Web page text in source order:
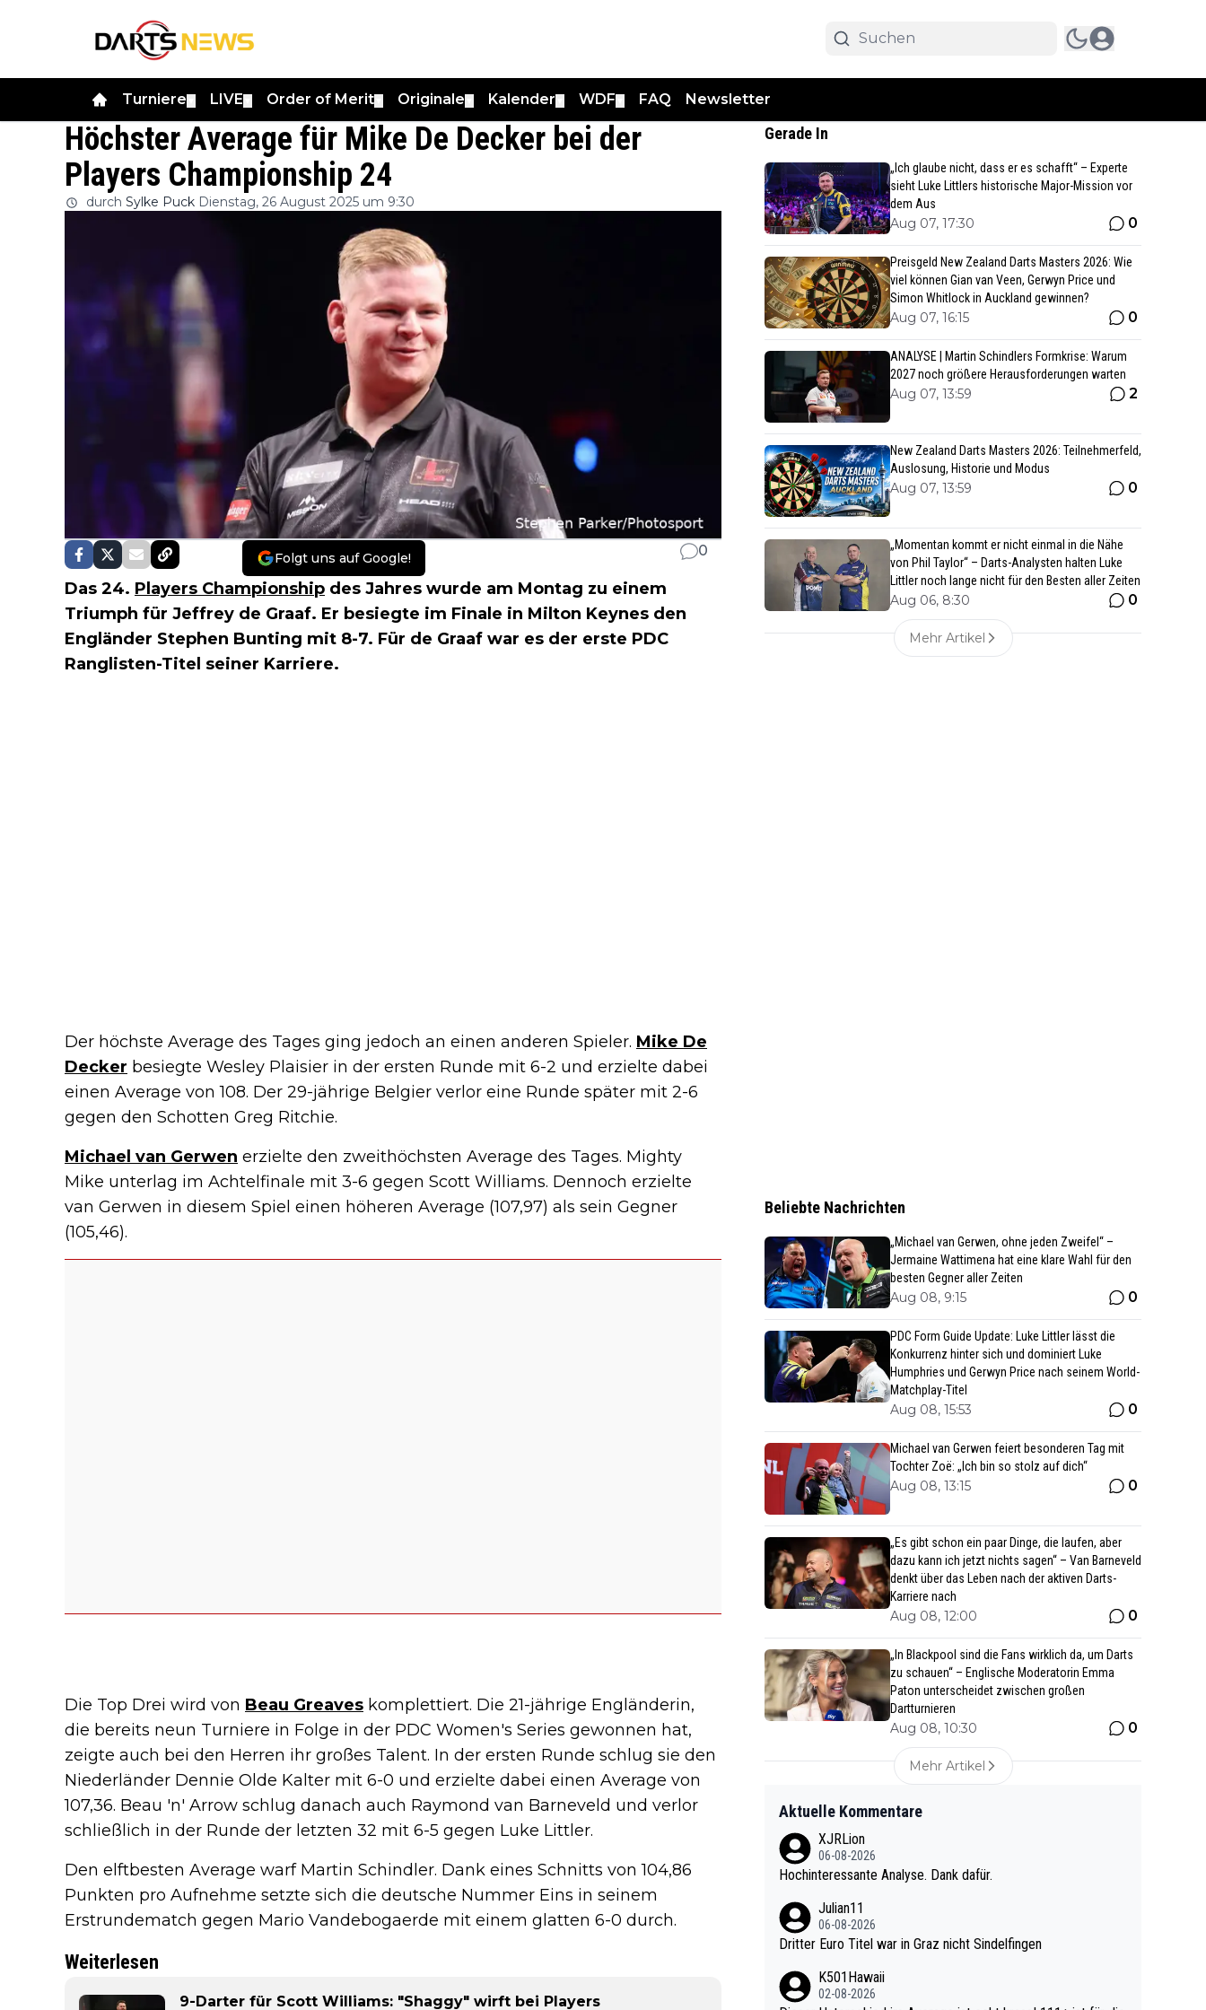
Turniere LIVE Order of Merit Originale Kalender WDF FAQ Newsletter
Höchster Average für Mike De Decker bei der
Players Championship 24
durch Sylke Puck Dienstag, 26 August 2025 um 9:30
Folgt uns auf Google! 0
Das 24. Players Championship des Jahres wurde am Montag zu einem
Triumph für Jeffrey de Graaf. Er besiegte im Finale in Milton Keynes den
Engländer Stephen Bunting mit 8-7. Für de Graaf war es der erste PDC
Ranglisten-Titel seiner Karriere.
Der höchste Average des Tages ging jedoch an einen anderen Spieler. Mike De
Decker besiegte Wesley Plaisier in der ersten Runde mit 6-2 und erzielte dabei
einen Average von 108. Der 29-jährige Belgier verlor eine Runde später mit 2-6
gegen den Schotten Greg Ritchie.
Michael van Gerwen erzielte den zweithöchsten Average des Tages. Mighty
Mike unterlag im Achtelfinale mit 3-6 gegen Scott Williams. Dennoch erzielte
van Gerwen in diesem Spiel einen höheren Average (107,97) als sein Gegner
(105,46).
Die Top Drei wird von Beau Greaves komplettiert. Die 21-jährige Engländerin,
die bereits neun Turniere in Folge in der PDC Women's Series gewonnen hat,
zeigte auch bei den Herren ihr großes Talent. In der ersten Runde schlug sie den
Niederländer Dennie Olde Kalter mit 6-0 und erzielte dabei einen Average von
107,36. Beau 'n' Arrow schlug danach auch Raymond van Barneveld und verlor
schließlich in der Runde der letzten 32 mit 6-5 gegen Luke Littler.
Den elftbesten Average warf Martin Schindler. Dank eines Schnitts von 104,86
Punkten pro Aufnehme setzte sich die deutsche Nummer Eins in seinem
Erstrundematch gegen Mario Vandebogaerde mit einem glatten 6-0 durch.
Weiterlesen
9-Darter für Scott Williams: "Shaggy" wirft bei Players
Gerade In
„Ich glaube nicht, dass er es schafft“ – Experte
sieht Luke Littlers historische Major-Mission vor
dem Aus
Aug 07, 17:30 0
Preisgeld New Zealand Darts Masters 2026: Wie
viel können Gian van Veen, Gerwyn Price und
Simon Whitlock in Auckland gewinnen?
Aug 07, 16:15 0
ANALYSE | Martin Schindlers Formkrise: Warum
2027 noch größere Herausforderungen warten
Aug 07, 13:59 2
New Zealand Darts Masters 2026: Teilnehmerfeld,
Auslosung, Historie und Modus
Aug 07, 13:59 0
„Momentan kommt er nicht einmal in die Nähe
von Phil Taylor“ – Darts-Analysten halten Luke
Littler noch lange nicht für den Besten aller Zeiten
Aug 06, 8:30 0
Mehr Artikel
Beliebte Nachrichten
„Michael van Gerwen, ohne jeden Zweifel“ –
Jermaine Wattimena hat eine klare Wahl für den
besten Gegner aller Zeiten
Aug 08, 9:15 0
PDC Form Guide Update: Luke Littler lässt die
Konkurrenz hinter sich und dominiert Luke
Humphries und Gerwyn Price nach seinem World-
Matchplay-Titel
Aug 08, 15:53 0
Michael van Gerwen feiert besonderen Tag mit
Tochter Zoë: „Ich bin so stolz auf dich“
Aug 08, 13:15 0
„Es gibt schon ein paar Dinge, die laufen, aber
dazu kann ich jetzt nichts sagen“ – Van Barneveld
denkt über das Leben nach der aktiven Darts-
Karriere nach
Aug 08, 12:00 0
„In Blackpool sind die Fans wirklich da, um Darts
zu schauen“ – Englische Moderatorin Emma
Paton unterscheidet zwischen großen
Dartturnieren
Aug 08, 10:30 0
Mehr Artikel
Aktuelle Kommentare
XJRLion
06-08-2026
Hochinteressante Analyse. Dank dafür.
Julian11
06-08-2026
Dritter Euro Titel war in Graz nicht Sindelfingen
K501Hawaii
02-08-2026